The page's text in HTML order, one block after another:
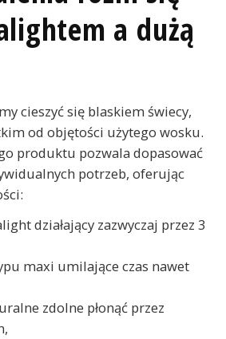
a dużą
cieszyć się blaskiem świecy,
od objętości użytego wosku.
produktu pozwala dopasować
potrzeb, oferując
działający zazwyczaj przez 3
maxi umilające czas nawet
zdolne płonąć przez